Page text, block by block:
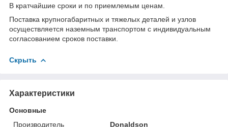
В кратчайшие сроки и по приемлемым ценам.
Поставка крупногабаритных и тяжелых деталей и узлов
осуществляется наземным транспортом с индивидуальным
согласованием сроков поставки.
Скрыть
Характеристики
Основные
Производитель
Donaldson